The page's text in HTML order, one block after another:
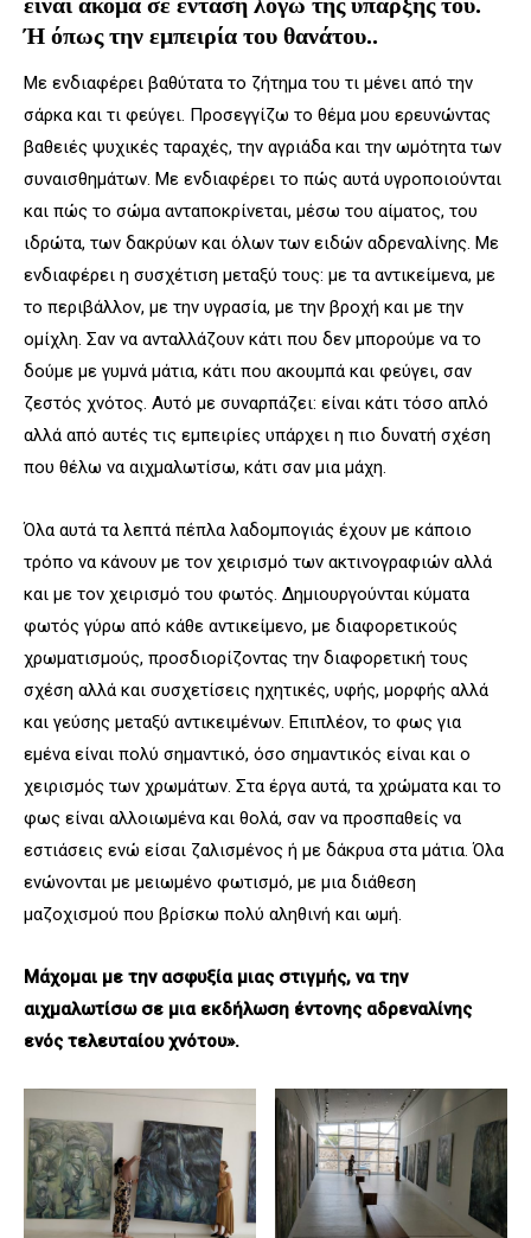
είναι ακόμα σε ένταση λόγω της ύπαρξής του.
Ή όπως την εμπειρία του θανάτου..
Με ενδιαφέρει βαθύτατα το ζήτημα του τι μένει από την
σάρκα και τι φεύγει. Προσεγγίζω το θέμα μου ερευνώντας
βαθειές ψυχικές ταραχές, την αγριάδα και την ωμότητα των
συναισθημάτων. Με ενδιαφέρει το πώς αυτά υγροποιούνται
και πώς το σώμα ανταποκρίνεται, μέσω του αίματος, του
ιδρώτα, των δακρύων και όλων των ειδών αδρεναλίνης. Με
ενδιαφέρει η συσχέτιση μεταξύ τους: με τα αντικείμενα, με
το περιβάλλον, με την υγρασία, με την βροχή και με την
ομίχλη. Σαν να ανταλλάζουν κάτι που δεν μπορούμε να το
δούμε με γυμνά μάτια, κάτι που ακουμπά και φεύγει, σαν
ζεστός χνότος. Αυτό με συναρπάζει: είναι κάτι τόσο απλό
αλλά από αυτές τις εμπειρίες υπάρχει η πιο δυνατή σχέση
που θέλω να αιχμαλωτίσω, κάτι σαν μια μάχη.
Όλα αυτά τα λεπτά πέπλα λαδομπογιάς έχουν με κάποιο
τρόπο να κάνουν με τον χειρισμό των ακτινογραφιών αλλά
και με τον χειρισμό του φωτός. Δημιουργούνται κύματα
φωτός γύρω από κάθε αντικείμενο, με διαφορετικούς
χρωματισμούς, προσδιορίζοντας την διαφορετική τους
σχέση αλλά και συσχετίσεις ηχητικές, υφής, μορφής αλλά
και γεύσης μεταξύ αντικειμένων. Επιπλέον, το φως για
εμένα είναι πολύ σημαντικό, όσο σημαντικός είναι και ο
χειρισμός των χρωμάτων. Στα έργα αυτά, τα χρώματα και το
φως είναι αλλοιωμένα και θολά, σαν να προσπαθείς να
εστιάσεις ενώ είσαι ζαλισμένος ή με δάκρυα στα μάτια. Όλα
ενώνονται με μειωμένο φωτισμό, με μια διάθεση
μαζοχισμού που βρίσκω πολύ αληθινή και ωμή.
Μάχομαι με την ασφυξία μιας στιγμής, να την
αιχμαλωτίσω σε μια εκδήλωση έντονης αδρεναλίνης
ενός τελευταίου χνότου».